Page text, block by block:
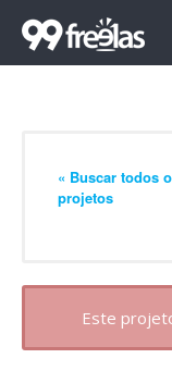
« Buscar todos
projetos
Este